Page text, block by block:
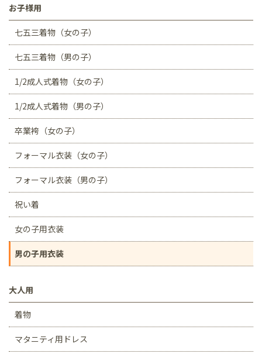
お子様用
七五三着物（女の子）
七五三着物（男の子）
1/2成人式着物（女の子）
1/2成人式着物（男の子）
卒業袴（女の子）
フォーマル衣装（女の子）
フォーマル衣装（男の子）
祝い着
女の子用衣装
男の子用衣装
大人用
着物
マタニティ用ドレス